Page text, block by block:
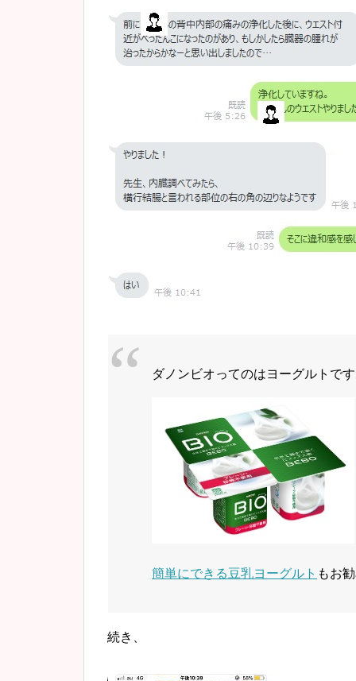
ダノンビオってのはヨーグルトで
簡単にできる豆乳ヨーグルト もお
続き、